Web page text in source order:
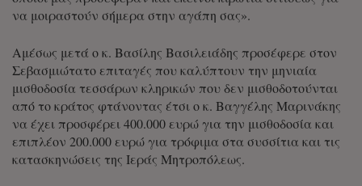
να μοιραστούν σήμερα στην αγάπη σας».
Αμέσως μετά ο κ. Βασίλης Βασιλειάδης προσέφερε στον
Σεβασμιώτατο επιταγές που καλύπτουν την μηνιαία
μισθοδοσία τεσσάρων κληρικών που δεν μισθοδοτούνται
από το κράτος φτάνοντας έτσι ο κ. Βαγγέλης Μαρινάκης
να έχει προσφέρει 400.000 ευρώ για την μισθοδοσία και
επιπλέον 200.000 ευρώ για τρόφιμα στα συσσίτια και τις
κατασκηνώσεις της Ιεράς Μητροπόλεως.